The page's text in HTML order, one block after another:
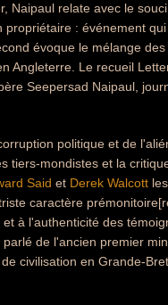
Naipaul relate avec le
: événement
évoque le mélange
Angleterre. Le recueil
Seepersad Naipaul,
politique et de
tiers-mondistes et la
Said et Derek Walcott
caractère
à l'authenticité des
de l'ancien premier
civilisation en Grande-